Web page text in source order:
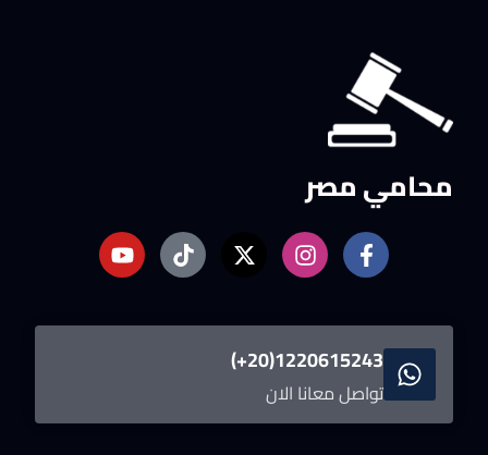
محامي مصر
1220615243(20+)
تواصل معانا الان